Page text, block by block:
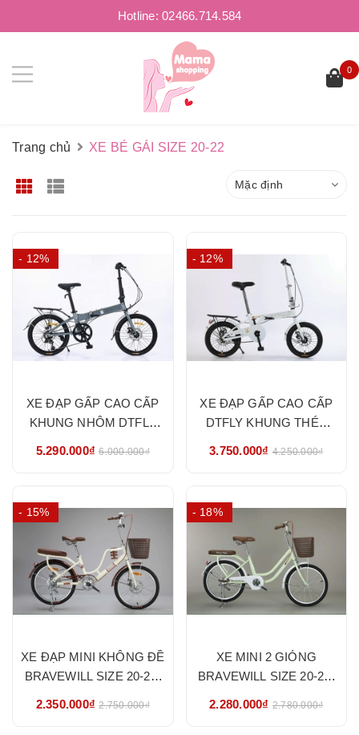
Hotline: 02466.714.584
0
Trang chủ XE BÉ GÁI SIZE 20-22
Mặc định
- 12%
XE ĐẠP GẤP CAO CẤP
KHUNG NHÔM DTFLY
5.290.000₫ 6.000.000₫
- 12%
XE ĐẠP GẤP CAO CẤP
DTFLY KHUNG THÉP
3.750.000₫ 4.250.000₫
- 15%
XE ĐẠP MINI KHÔNG ĐỀ
BRAVEWILL SIZE 20-22-
2.350.000₫ 2.750.000₫
- 18%
XE MINI 2 GIÓNG
BRAVEWILL SIZE 20-22-
2.280.000₫ 2.780.000₫